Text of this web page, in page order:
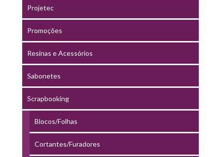
Projetec
Promoções
Resinas e Acessórios
Sabonetes
Scrapbooking
Blocos/Folhas
Cortantes/Furadores